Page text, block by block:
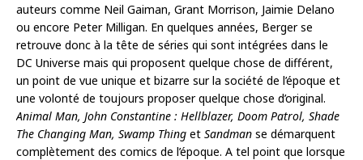
auteurs comme Neil Gaiman, Grant Morrison, Jaimie Delano
ou encore Peter Milligan. En quelques années, Berger se
retrouve donc à la tête de séries qui sont intégrées dans le
DC Universe mais qui proposent quelque chose de différent,
un point de vue unique et bizarre sur la société de l’époque et
une volonté de toujours proposer quelque chose d’original.
Animal Man, John Constantine : Hellblazer, Doom Patrol, Shade
The Changing Man, Swamp Thing et Sandman se démarquent
complètement des comics de l’époque. A tel point que lorsque